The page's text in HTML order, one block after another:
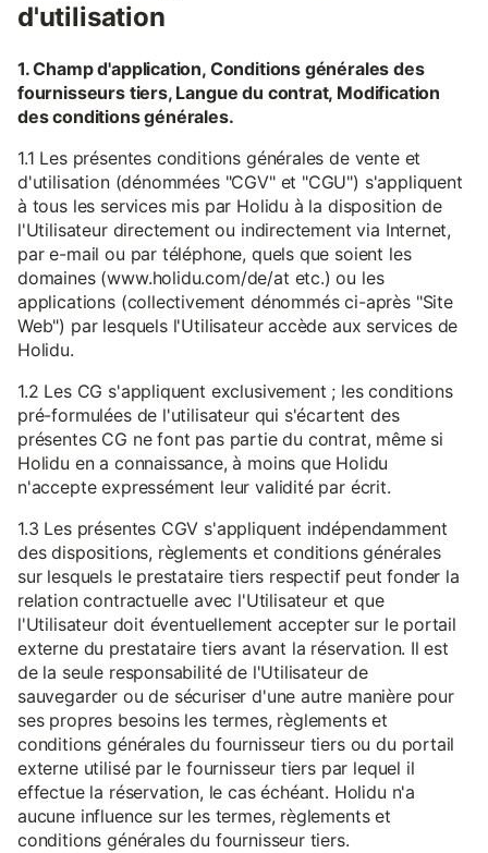
d'utilisation
1. Champ d'application, Conditions générales des
fournisseurs tiers, Langue du contrat, Modification
des conditions générales.
1.1 Les présentes conditions générales de vente et
d'utilisation (dénommées "CGV" et "CGU") s'appliquent
à tous les services mis par Holidu à la disposition de
l'Utilisateur directement ou indirectement via Internet,
par e-mail ou par téléphone, quels que soient les
domaines (www.holidu.com/de/at etc.) ou les
applications (collectivement dénommés ci-après "Site
Web") par lesquels l'Utilisateur accède aux services de
Holidu.
1.2 Les CG s'appliquent exclusivement ; les conditions
pré-formulées de l'utilisateur qui s'écartent des
présentes CG ne font pas partie du contrat, même si
Holidu en a connaissance, à moins que Holidu
n'accepte expressément leur validité par écrit.
1.3 Les présentes CGV s'appliquent indépendamment
des dispositions, règlements et conditions générales
sur lesquels le prestataire tiers respectif peut fonder la
relation contractuelle avec l'Utilisateur et que
l'Utilisateur doit éventuellement accepter sur le portail
externe du prestataire tiers avant la réservation. Il est
de la seule responsabilité de l'Utilisateur de
sauvegarder ou de sécuriser d'une autre manière pour
ses propres besoins les termes, règlements et
conditions générales du fournisseur tiers ou du portail
externe utilisé par le fournisseur tiers par lequel il
effectue la réservation, le cas échéant. Holidu n'a
aucune influence sur les termes, règlements et
conditions générales du fournisseur tiers.